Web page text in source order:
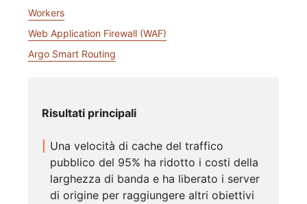
Workers
Web Application Firewall (WAF)
Argo Smart Routing
Risultati principali
Una velocità di cache del traffico
pubblico del 95% ha ridotto i costi della
larghezza di banda e ha liberato i server
di origine per raggiungere altri obiettivi